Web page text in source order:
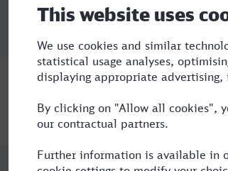
17.08.26
07:50
Weimar
08:50
2:51 2
Weimar
2:51 2